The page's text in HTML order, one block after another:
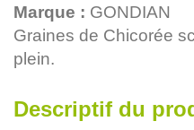
Marque : GONDIAN
Graines de Chicorée
plein.
Descriptif du